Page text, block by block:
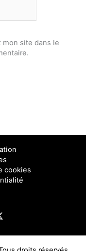
mon site dans le
cookies